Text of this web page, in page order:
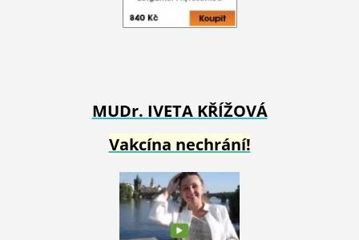
MUDr. IVETA KŘÍŽOVÁ
Vakcína nechrání!